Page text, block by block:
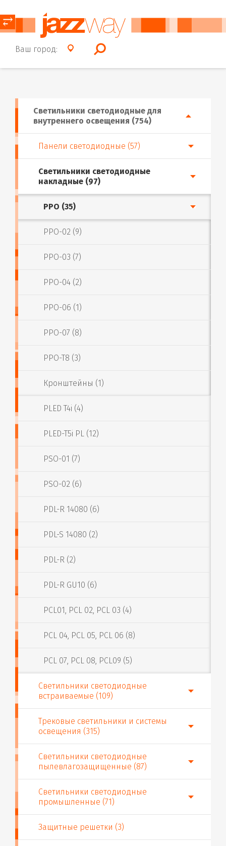
Ваш город:
⥂
Светильники светодиодные для
внутреннего освещения (754)
Панели светодиодные (57)
Светильники светодиодные
накладные (97)
PPO (35)
PPO-02 (9)
PPO-03 (7)
PPO-04 (2)
PPO-06 (1)
PPO-07 (8)
PPO-T8 (3)
Кронштейны (1)
PLED T4i (4)
PLED-T5i PL (12)
PSO-01 (7)
PSO-02 (6)
PDL-R 14080 (6)
PDL-S 14080 (2)
PDL-R (2)
PDL-R GU10 (6)
PCL01, PCL 02, PCL 03 (4)
PCL 04, PCL 05, PCL 06 (8)
PCL 07, PCL 08, PCL09 (5)
Светильники светодиодные
встраиваемые (109)
Трековые светильники и системы
освещения (315)
Светильники светодиодные
пылевлагозащищенные (87)
Светильники светодиодные
промышленные (71)
Защитные решетки (3)